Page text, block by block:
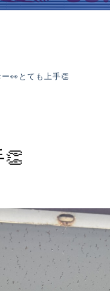
ー👀とても上手👏